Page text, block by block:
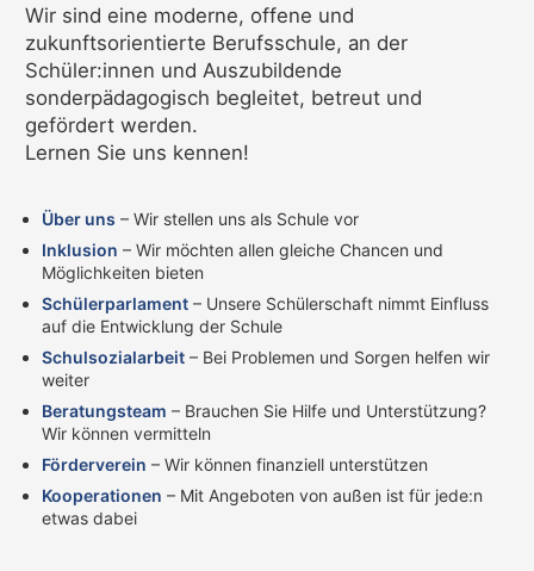
Wir sind eine moderne, offene und
zukunftsorientierte Berufsschule, an der
Schüler:innen und Auszubildende
sonderpädagogisch begleitet, betreut und
gefördert werden.
Lernen Sie uns kennen!
Über uns – Wir stellen uns als Schule vor
Inklusion – Wir möchten allen gleiche Chancen und
Möglichkeiten bieten
Schülerparlament – Unsere Schülerschaft nimmt Einfluss
auf die Entwicklung der Schule
Schulsozialarbeit – Bei Problemen und Sorgen helfen wir
weiter
Beratungsteam – Brauchen Sie Hilfe und Unterstützung?
Wir können vermitteln
Förderverein – Wir können finanziell unterstützen
Kooperationen – Mit Angeboten von außen ist für jede:n
etwas dabei